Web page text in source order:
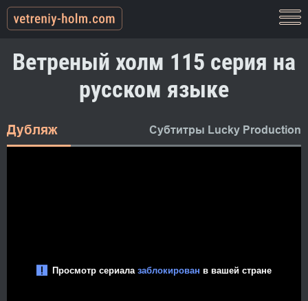
Ветреный холм 115 серия на
русском языке
Дубляж Субтитры Lucky Production